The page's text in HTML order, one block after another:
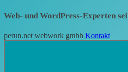
Web- und WordPress-Experten
perun.net webwork gmbh Kontakt